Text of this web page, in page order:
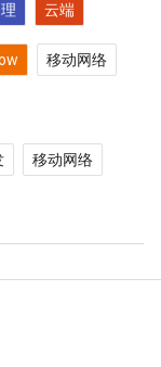
云端
移动网络
移动网络